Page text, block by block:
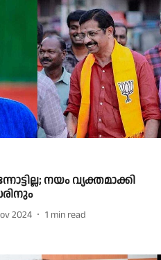
നയം വ്യക്തമാക്കി
2024 1 min read